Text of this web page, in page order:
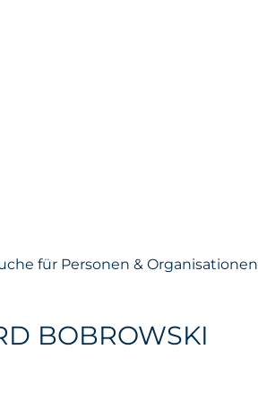
für Personen & Organisationen
BOBROWSKI